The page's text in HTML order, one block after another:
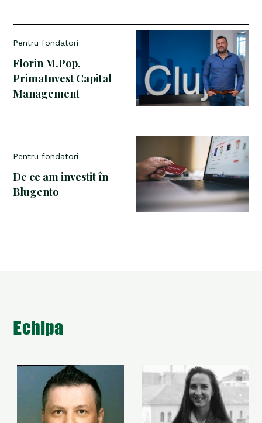
Pentru fondatori
Florin M.Pop,
PrimaInvest Capital
Management
Pentru fondatori
De ce am investit în
Blugento
Echipa